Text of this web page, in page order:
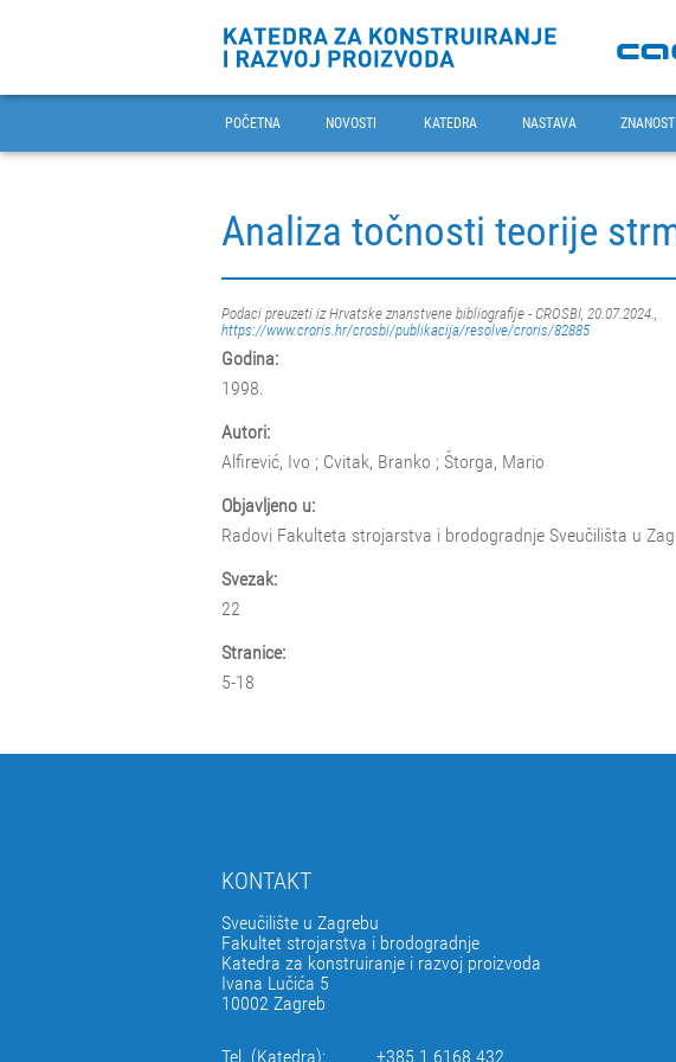
POČETNA NOVOSTI KATEDRA NASTAVA ZNANOST
Analiza točnosti teorije
Podaci preuzeti iz Hrvatske znanstvene bibliografije - CROSBI, 20.07.2024.,
https://www.croris.hr/crosbi/publikacija/resolve/croris/82885
Godina:
1998.
Autori:
Alfirević, Ivo ; Cvitak, Branko ; Štorga, Mario
Objavljeno u:
Radovi Fakulteta strojarstva i brodogradnje Sveučilišta u
Svezak:
22
Stranice:
5-18
KONTAKT
Sveučilište u Zagrebu
Fakultet strojarstva i brodogradnje
Katedra za konstruiranje i razvoj proizvoda
Ivana Lučića 5
10002 Zagreb
Tel. (Katedra): +385 1 6168 432